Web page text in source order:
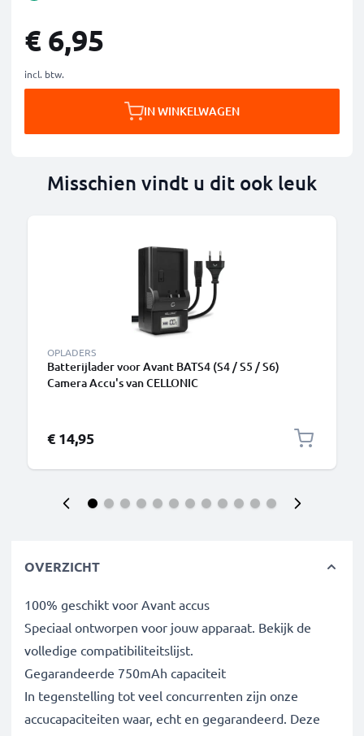
€ 6,95
incl. btw.
IN WINKELWAGEN
Misschien vindt u dit ook leuk
OPLADERS
Batterijlader voor Avant BATS4 (S4 / S5 / S6)
Camera Accu's van CELLONIC
€ 14,95
OVERZICHT
100% geschikt voor Avant accus
Speciaal ontworpen voor jouw apparaat. Bekijk de
volledige compatibiliteitslijst.
Gegarandeerde 750mAh capaciteit
In tegenstelling tot veel concurrenten zijn onze
accucapaciteiten waar, echt en gegarandeerd. Deze